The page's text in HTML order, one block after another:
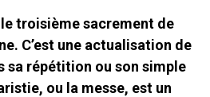
le troisième sacrement de
C’est une actualisation de
sa répétition ou son simple
ou la messe, est un